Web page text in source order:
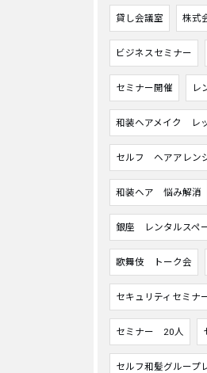
貸し会議室 株式
ビジネスセミナー
セミナー開催 レ
和装ヘアメイク レ
セルフ ヘアアレン
和装ヘア 悩み解消
銀座 レンタルスペ
歌舞伎 トーク会
セキュリティセミナ
セミナー 20人
セルフ和髪グループ